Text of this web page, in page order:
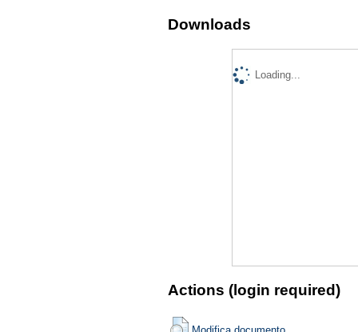
Downloads
Loading...
Actions (login required)